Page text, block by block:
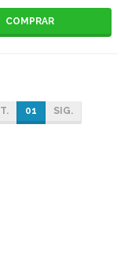
COMPRAR
01 SIG.